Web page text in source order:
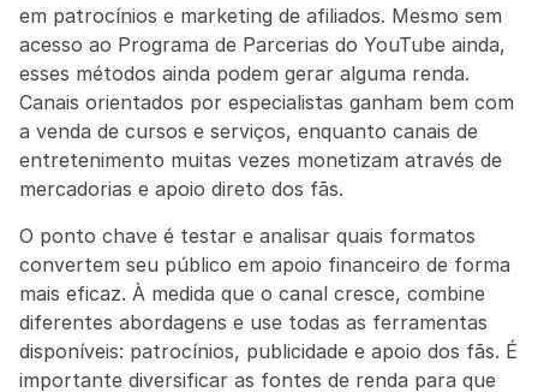
em patrocínios e marketing de afiliados. Mesmo sem
acesso ao Programa de Parcerias do YouTube ainda,
esses métodos ainda podem gerar alguma renda.
Canais orientados por especialistas ganham bem com
a venda de cursos e serviços, enquanto canais de
entretenimento muitas vezes monetizam através de
mercadorias e apoio direto dos fãs.
O ponto chave é testar e analisar quais formatos
convertem seu público em apoio financeiro de forma
mais eficaz. À medida que o canal cresce, combine
diferentes abordagens e use todas as ferramentas
disponíveis: patrocínios, publicidade e apoio dos fãs. É
importante diversificar as fontes de renda para que